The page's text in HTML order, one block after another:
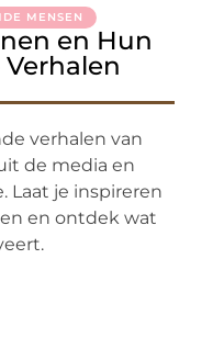
MENSEN
en Hun
verhalen van
de media en
je inspireren
en ontdek wat